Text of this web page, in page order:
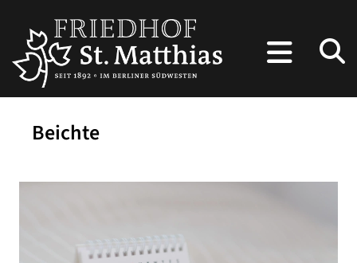
Beichte